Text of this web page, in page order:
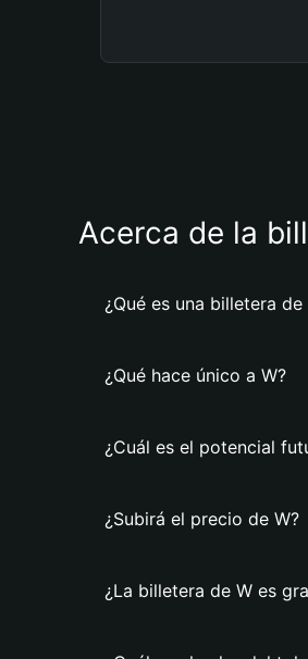
Acerca de la
¿Qué es una billetera de
¿Qué hace único a W?
¿Cuál es el potencial
¿Subirá el precio de W?
¿La billetera de W es